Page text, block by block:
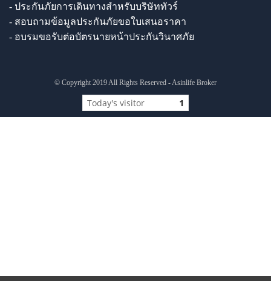
- ประกันภัยการเดินทางสำหรับบริษัททัวร์
- สอบถามข้อมูลประกันภัยขอใบเสนอราคา
- อบรมขอรับต่อบัตรนายหน้าประกันวินาศภัย
© Copyright 2019 All Rights Reserved - Asinlife Broker
Today's visitor 1